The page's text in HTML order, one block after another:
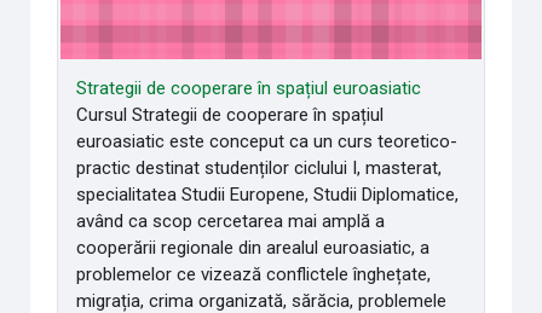
Strategii de cooperare în spațiul euroasiatic
Cursul Strategii de cooperare în spațiul
euroasiatic este conceput ca un curs teoretico-
practic destinat studenților ciclului I, masterat,
specialitatea Studii Europene, Studii Diplomatice,
având ca scop cercetarea mai amplă a
cooperării regionale din arealul euroasiatic, a
problemelor ce vizează conflictele înghețate,
migrația, crima organizată, sărăcia, problemele